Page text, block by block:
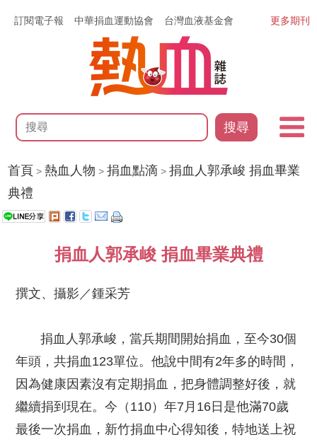
訂閱電子報 中華捐血運動協會 台灣血液基金會
搜尋
更多期刊
首頁 >熱血人物 >捐血點滴 >捐血人郭承峻 捐血畢業
典禮
捐血人郭承峻 捐血畢業典禮
撰文、攝影／鍾采芳
捐血人郭承峻，當兵期間開始捐血，至今30個
年頭，共捐血123單位。他說中間有2年多的時間，
因為健康因素沒有定期捐血，把身體調整好後，就
繼續捐到現在。今（110）年7月16日是他滿70歲
最後一次捐血，新竹捐血中心得知後，特地送上祝